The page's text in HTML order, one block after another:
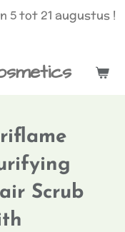
5 tot 21 augustus !
Scrub